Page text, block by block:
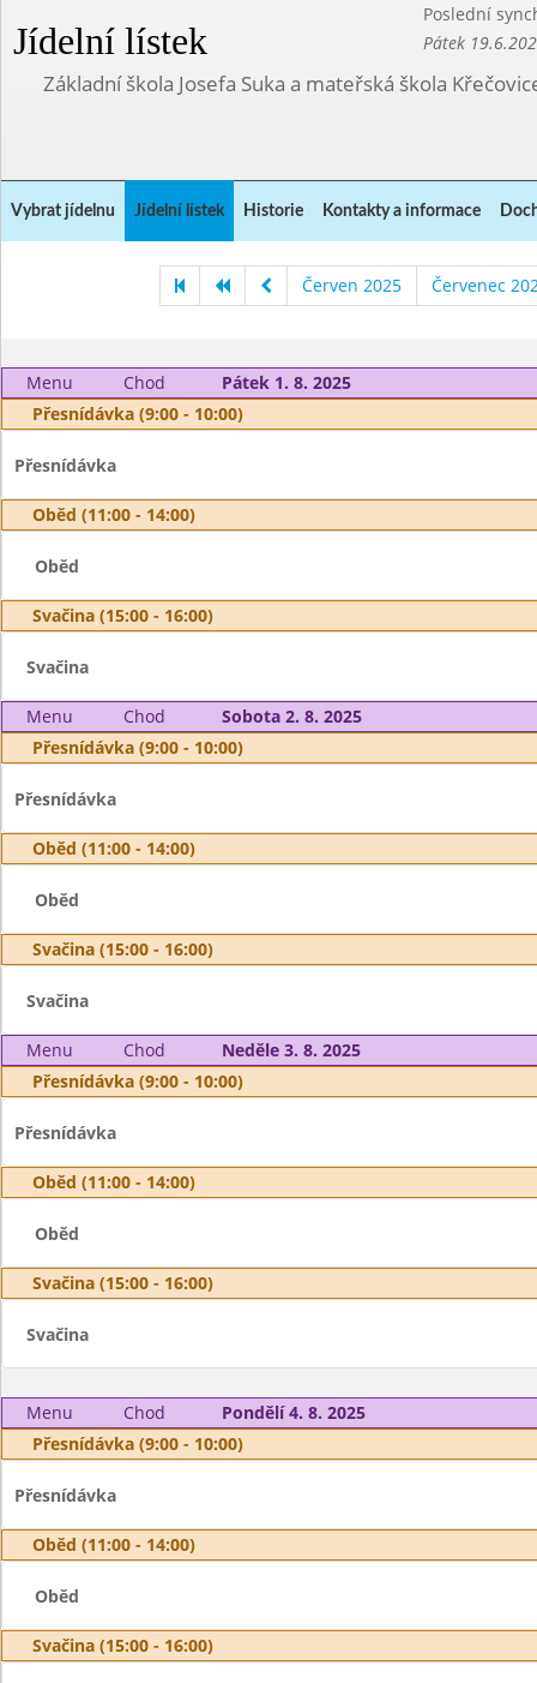
Jídelní lístek
Poslední
Pátek
Základní škola Josefa Suka a mateřská škola
Vybrat jídelnu Jídelní lístek Historie Kontakty a informace
Červen 2025 Červenec
Menu Chod
Pátek 1. 8. 2025
Přesnídávka (9:00 - 10:00)
Přesnídávka
Oběd (11:00 - 14:00)
Oběd
Svačina (15:00 - 16:00)
Svačina
Menu Chod
Sobota 2. 8. 2025
Přesnídávka (9:00 - 10:00)
Přesnídávka
Oběd (11:00 - 14:00)
Oběd
Svačina (15:00 - 16:00)
Svačina
Menu Chod
Neděle 3. 8. 2025
Přesnídávka (9:00 - 10:00)
Přesnídávka
Oběd (11:00 - 14:00)
Oběd
Svačina (15:00 - 16:00)
Svačina
Menu Chod
Pondělí 4. 8. 2025
Přesnídávka (9:00 - 10:00)
Přesnídávka
Oběd (11:00 - 14:00)
Oběd
Svačina (15:00 - 16:00)